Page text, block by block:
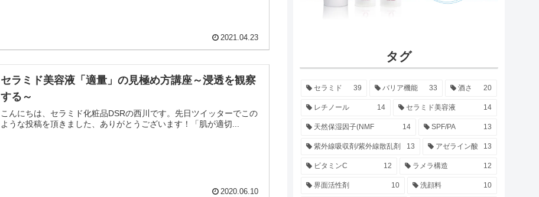
2021.04.23
セラミド美容液「適量」の見極め方講座～浸透を観察
する～
こんにちは、セラミド化粧品DSRの西川です。先日ツイッターでこの
ような投稿を頂きました、ありがとうございます！「肌が適切...
2020.06.10
タグ
セラミド 39 バリア機能 33 酒さ 20
レチノール 14 セラミド美容液 14
天然保湿因子(NMF 14 SPF/PA 13
紫外線吸収剤/紫外線散乱剤 13 アゼライン酸 13
ビタミンC 12 ラメラ構造 12
界面活性剤 10 洗顔料 10